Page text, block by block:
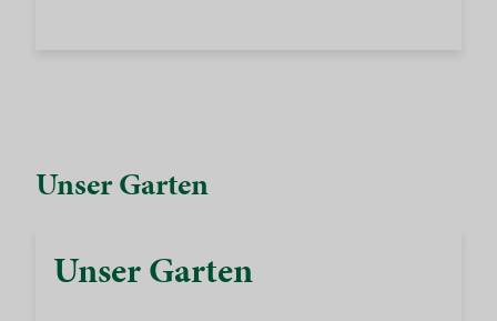
Unser Garten
Unser Garten